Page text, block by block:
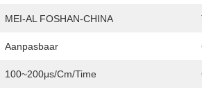
MEI-AL FOSHAN-CHINA
Aanpasbaar
100~200μs/cm/time